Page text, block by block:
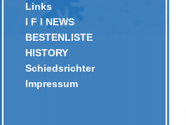
Links
I F I NEWS
BESTENLISTE
HISTORY
Schiedsrichter
Impressum